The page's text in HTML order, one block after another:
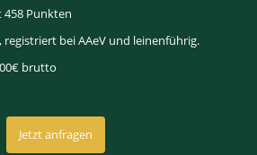
Punkten
registriert bei AAeV und leinenführig.
brutto
Jetzt anfragen